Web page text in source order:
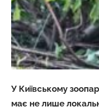
У Київському
має не лише